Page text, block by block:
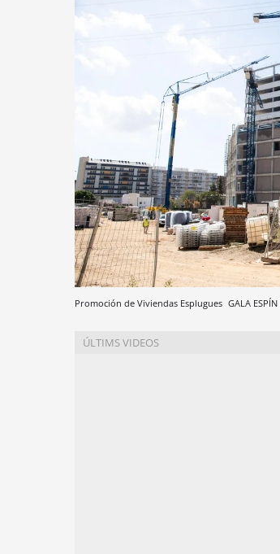
Promoción de Viviendas Esplugues GALA ESPÍN